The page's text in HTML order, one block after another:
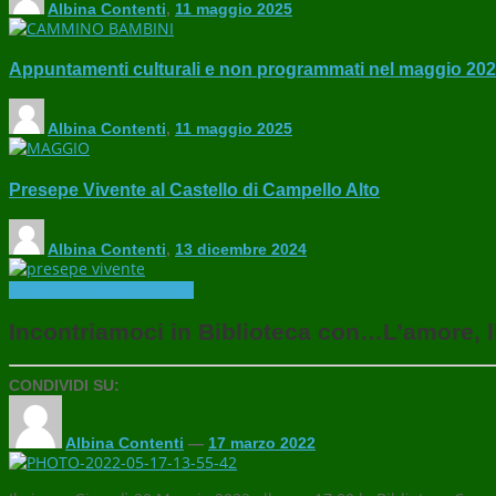
Albina Contenti, 11 maggio 2025
Appuntamenti culturali e non programmati nel maggio
Albina Contenti, 11 maggio 2025
Presepe Vivente al Castello di Campello Alto
Albina Contenti, 13 dicembre 2024
Incontriamoci in Biblioteca con…L’amore,
CONDIVIDI SU:
Albina Contenti — 17 marzo 2022